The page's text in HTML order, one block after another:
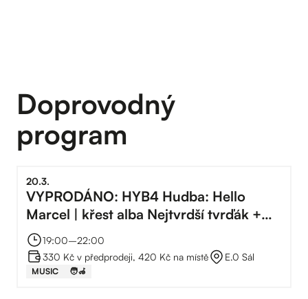
Doprovodný
program
20.3.
VYPRODÁNO: HYB4 Hudba: Hello
Marcel | křest alba Nejtvrdší tvrďák +
mmnk
19:00–⁠22:00
330 Kč v předprodeji, 420 Kč na místě
E.0 Sál
MUSIC 🧑‍🦽